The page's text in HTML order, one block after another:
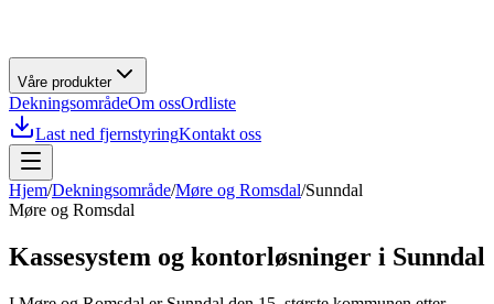
Våre produkter
DekningsområdeOm ossOrdliste
Last ned fjernstyringKontakt oss
Hjem/Dekningsområde/Møre og Romsdal/Sunndal
Møre og Romsdal
Kassesystem og kontorløsninger i Sunndal